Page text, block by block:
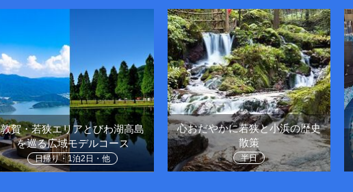
敦賀・若狭エリアとびわ湖高島
を巡る広域モデルコース
日帰り・1泊2日・他
心おだやかに若狭と小浜の歴史
散策
半日